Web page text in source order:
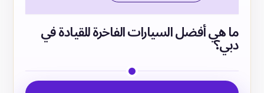
ما هي أفضل السيارات الفاخرة للقيادة في
دبي؟